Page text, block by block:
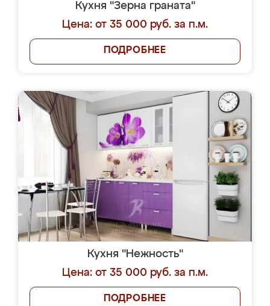
Кухня "Зерна граната"
Цена: от 35 000 руб. за п.м.
ПОДРОБНЕЕ
Кухня "Нежность"
Цена: от 35 000 руб. за п.м.
ПОДРОБНЕЕ